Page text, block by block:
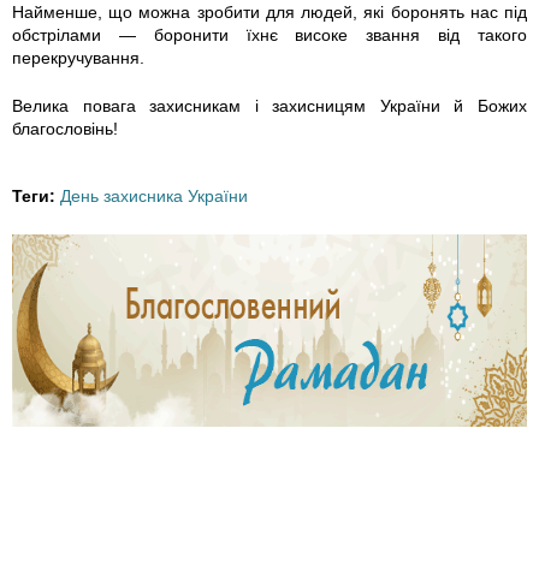
Найменше, що можна зробити для людей, які боронять нас під
обстрілами — боронити їхнє високе звання від такого
перекручування.
Велика повага захисникам і захисницям України й Божих
благословінь!
Теги: День захисника України